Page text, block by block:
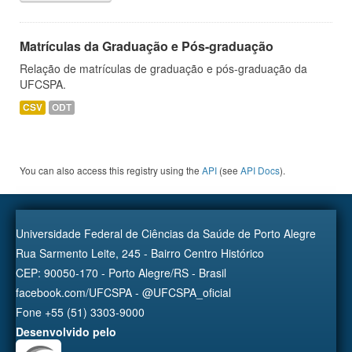
Matrículas da Graduação e Pós-graduação
Relação de matrículas de graduação e pós-graduação da
UFCSPA.
CSV ODT
You can also access this registry using the API (see API Docs).
Universidade Federal de Ciências da Saúde de Porto Alegre
Rua Sarmento Leite, 245 - Bairro Centro Histórico
CEP: 90050-170 - Porto Alegre/RS - Brasil
facebook.com/UFCSPA - @UFCSPA_oficial
Fone +55 (51) 3303-9000
Desenvolvido pelo